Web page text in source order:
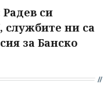
си
службите ни са
за Банско